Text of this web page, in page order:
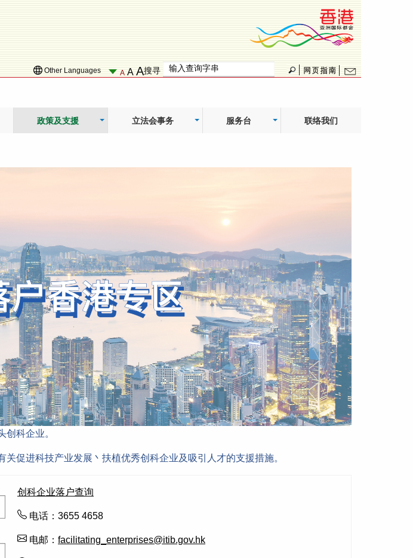
Other Languages A A A搜寻
政策及支援 立法会事务 服务台 联络我们
科企业。
促进科技产业发展丶扶植优秀创科企业及吸引人才的支援措施。
创科企业落户查询
电话：3655 4658
电邮： facilitating_enterprises@itib.gov.hk